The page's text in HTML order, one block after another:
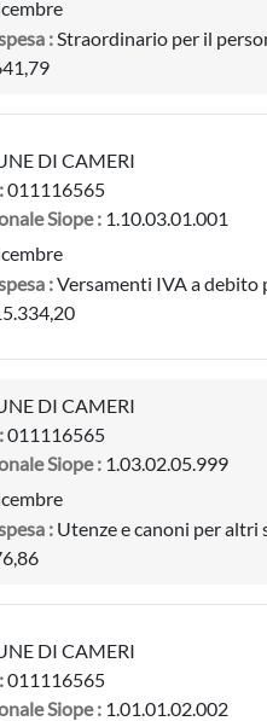
:Straordinario per il
DI CAMERI
011116565
Siope : 1.10.03.01.001
:Versamenti IVA a debito
DI CAMERI
011116565
Siope : 1.03.02.05.999
: Utenze e canoni per altri
DI CAMERI
011116565
Siope : 1.01.01.02.002